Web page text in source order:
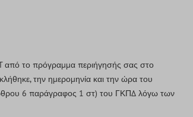
από το πρόγραμμα περιήγησής σας στο
την ημερομηνία και την ώρα του
6 παράγραφος 1 στ) του ΓΚΠΔ λόγω των